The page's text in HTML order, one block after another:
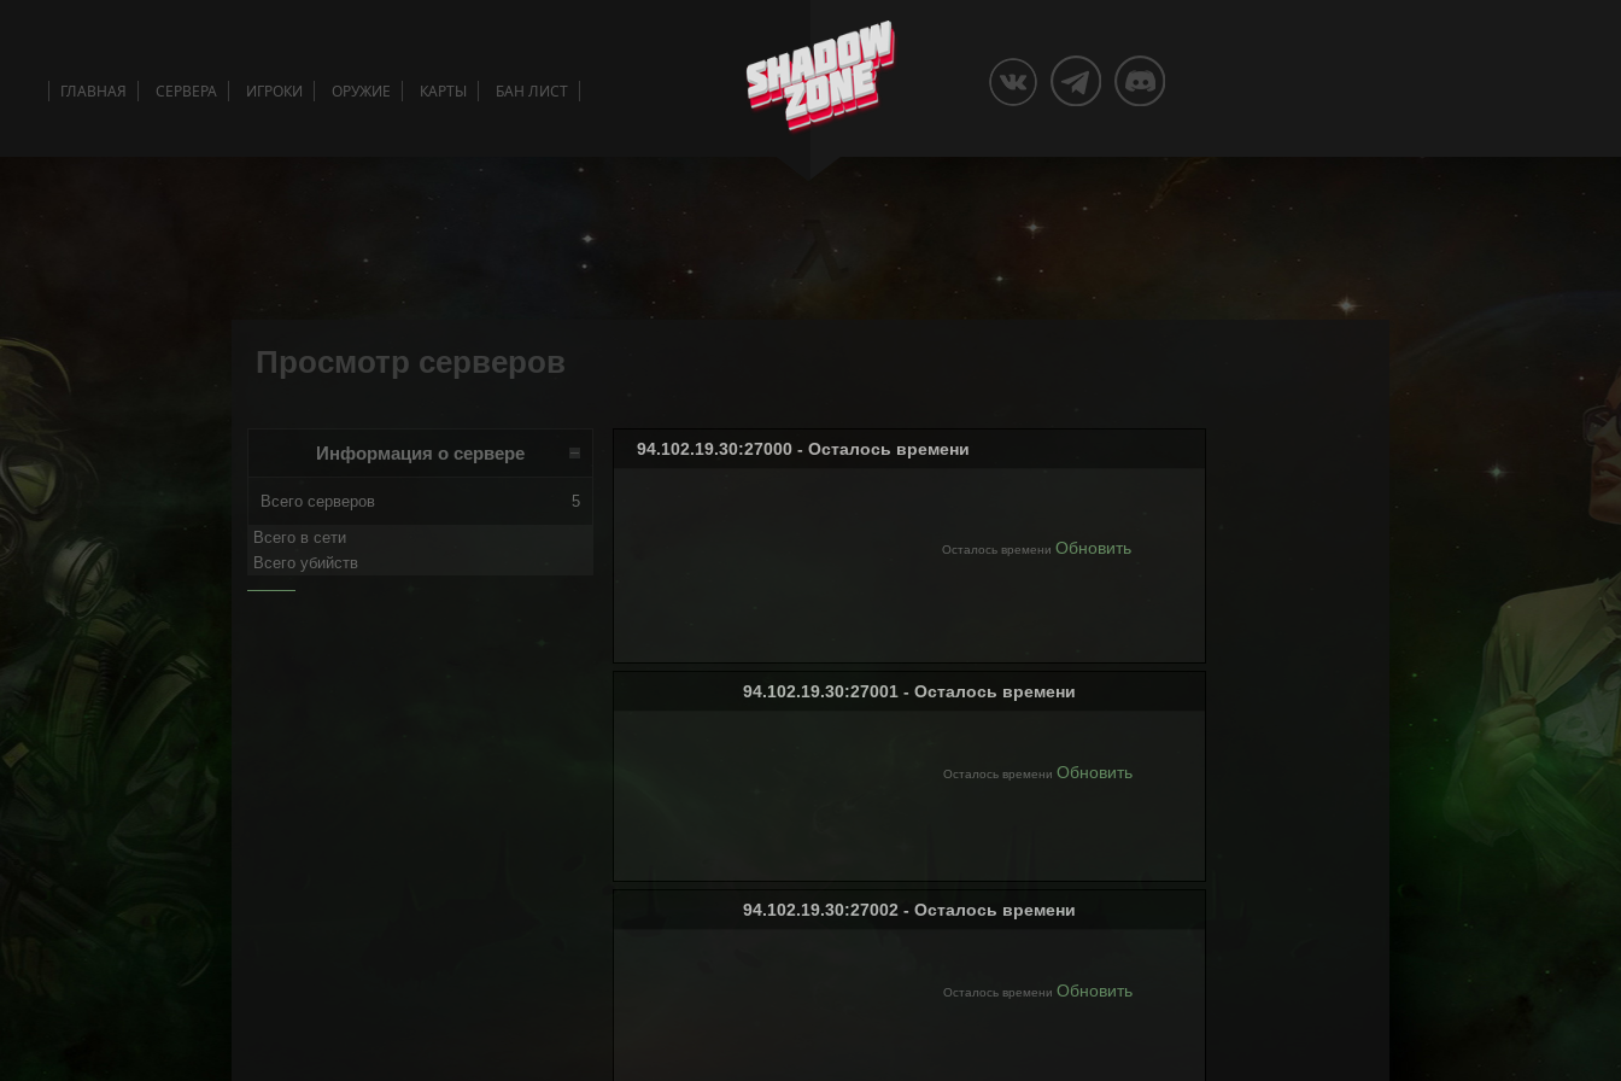
ГЛАВНАЯ СЕРВЕРА ИГРОКИ ОРУЖИЕ КАРТЫ БАН ЛИСТ
Просмотр серверов
Информация о сервере
Всего серверов 5
Всего в сети
Всего убийств
94.102.19.30:27000 - Осталось времени
Осталось времени Обновить
94.102.19.30:27001 - Осталось времени
Осталось времени Обновить
94.102.19.30:27002 - Осталось времени
Осталось времени Обновить